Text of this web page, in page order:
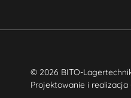
© 2026 BITO-
Projektowanie i realizacja